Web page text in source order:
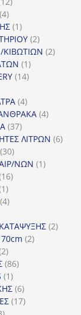
44
προϊόντα
11
προϊόν
22
προϊόντα
22
11
προϊόν
1414
44
προϊόντα
44
3737
προϊόντα
ΛΙΤΡΩΝ 66
3030
προϊόντα
ΝΩΝ 11
1616
11
προϊόν
44
22
22
22
προϊόντα
8686
11
προϊόν
66
προϊόντα
1717
3